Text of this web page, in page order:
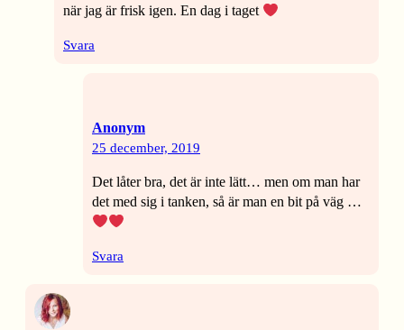
när jag är frisk igen. En dag i taget
Svara
Anonym
25 december, 2019
Det låter bra, det är inte lätt… men om man har
det med sig i tanken, så är man en bit på väg …
Svara